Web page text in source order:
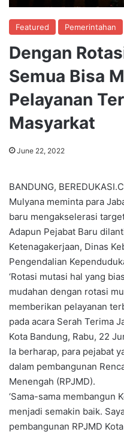
Featured Pemerintahan
Dengan
Semua Bisa
Pelayanan
Masyarkat
June 22, 2022
BANDUNG,
Mulyana meminta para
baru mengakselerasi
Adapun Pejabat Baru
Ketenagakerjaan, Dinas
Pengendalian
‘Rotasi mutasi hal yang
mudahan dengan rotasi
memberikan pelayanan
pada acara Serah Terima
Kota Bandung, Rabu, 22
Ia berharap, para pejabat
dalam pembangunan
Menengah (RPJMD).
‘Sama-sama membangun
menjadi semakin baik.
pembangunan RPJMD